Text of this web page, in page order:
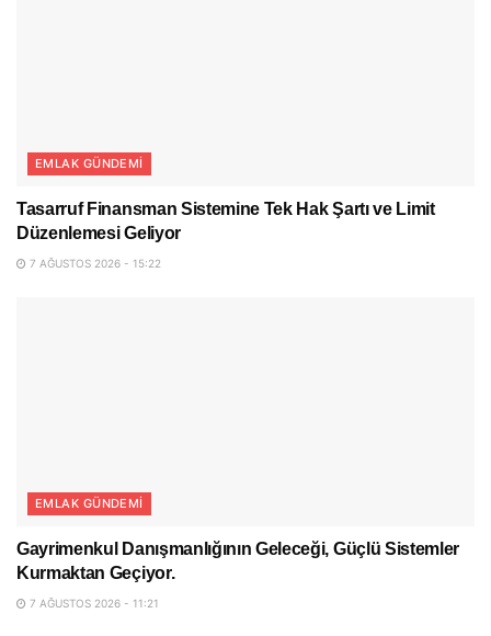
EMLAK GÜNDEMI
Tasarruf Finansman Sistemine Tek Hak Şartı ve Limit
Düzenlemesi Geliyor
7 AĞUSTOS 2026 - 15:22
EMLAK GÜNDEMI
Gayrimenkul Danışmanlığının Geleceği, Güçlü Sistemler
Kurmaktan Geçiyor.
7 AĞUSTOS 2026 - 11:21